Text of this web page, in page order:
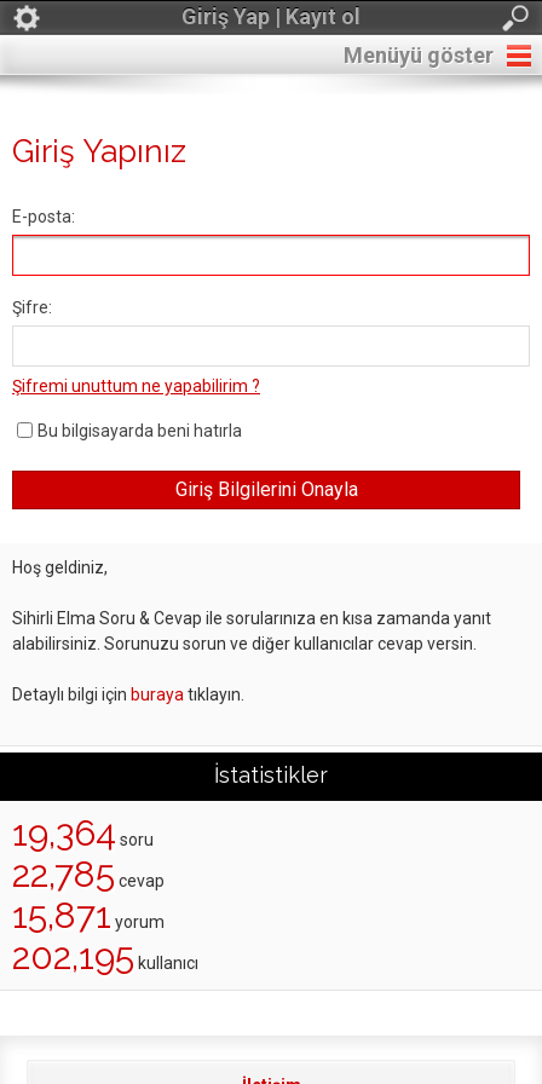
Giriş Yap | Kayıt ol
Menüyü göster
Giriş Yapınız
E-posta:
Şifre:
Şifremi unuttum ne yapabilirim ?
Bu bilgisayarda beni hatırla
Hoş geldiniz,
Sihirli Elma Soru & Cevap ile sorularınıza en kısa zamanda yanıt
alabilirsiniz. Sorunuzu sorun ve diğer kullanıcılar cevap versin.
Detaylı bilgi için buraya tıklayın.
İstatistikler
19,364 soru
22,785 cevap
15,871 yorum
202,195 kullanıcı